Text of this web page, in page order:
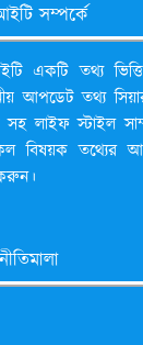
সম্পর্কে
একটি তথ্য
আপডেট তথ্য
লাইফ স্টাইল
বিষয়ক তথ্যের